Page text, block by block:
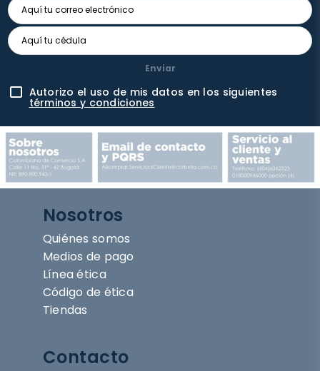
Enviar
Autorizo el uso de mis datos en los siguientes
términos y condiciones
Nosotros
Quiénes somos
Medios de pago
Línea ética
Código de ética
Tiendas
Contacto